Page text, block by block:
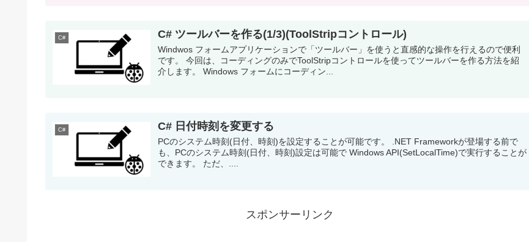
C# C# ツールバーを作る(1/3)(ToolStripコントロール)
Windwos フォームアプリケーションで「ツールバー」を使うと直感的な操作を行えるので便利
です。 今回は、コーディングのみでToolStripコントロールを使ってツールバーを作る方法を紹
介します。 Windows フォームにコーディン...
C# C# 日付時刻を変更する
PCのシステム時刻(日付、時刻)を設定することが可能です。 .NET Frameworkが登場する前で
も、PCのシステム時刻(日付、時刻)設定は可能で Windows API(SetLocalTime)で実行することが
できます。 ただ、....
スポンサーリンク